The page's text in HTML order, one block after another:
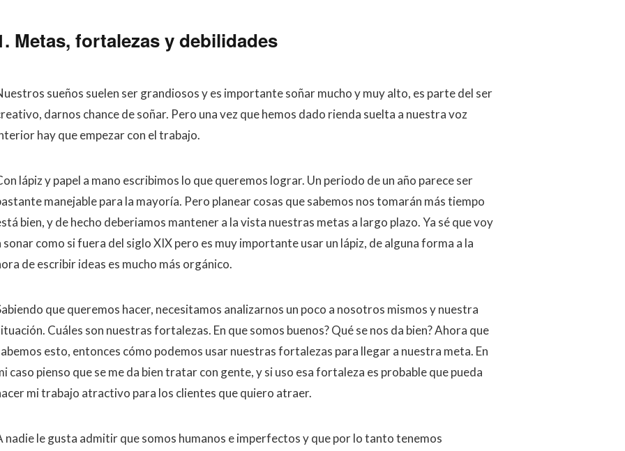
Metas, fortalezas y debilidades
sueños suelen ser grandiosos y es importante soñar mucho y muy alto, es parte del ser
darnos chance de soñar. Pero una vez que hemos dado rienda suelta a nuestra voz
hay que empezar con el trabajo.
lápiz y papel a mano escribimos lo que queremos lograr. Un periodo de un año parece ser
manejable para la mayoría. Pero planear cosas que sabemos nos tomarán más tiempo
bien, y de hecho deberiamos mantener a la vista nuestras metas a largo plazo. Ya sé que voy
sonar como si fuera del siglo XIX pero es muy importante usar un lápiz, de alguna forma a la
de escribir ideas es mucho más orgánico.
que queremos hacer, necesitamos analizarnos un poco a nosotros mismos y nuestra
Cuáles son nuestras fortalezas. En que somos buenos? Qué se nos da bien? Ahora que
esto, entonces cómo podemos usar nuestras fortalezas para llegar a nuestra meta. En
caso pienso que se me da bien tratar con gente, y si uso esa fortaleza es probable que pueda
mi trabajo atractivo para los clientes que quiero atraer.
nadie le gusta admitir que somos humanos e imperfectos y que por lo tanto tenemos